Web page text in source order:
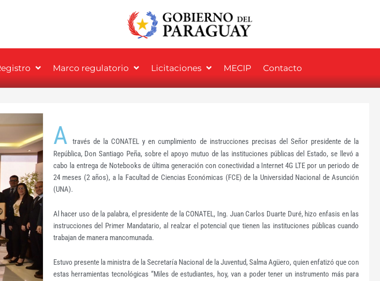
Marco regulatorio Licitaciones MECIP Contacto
A
través de la CONATEL y en cumplimiento de instrucciones precisas del Señor presidente de la
República, Don Santiago Peña, sobre el apoyo mutuo de las instituciones públicas del Estado, se llevó a
cabo la entrega de Notebooks de última generación con conectividad a Internet 4G LTE por un periodo de
24 meses (2 años), a la Facultad de Ciencias Económicas (FCE) de la Universidad Nacional de Asunción
(UNA).
Al hacer uso de la palabra, el presidente de la CONATEL, Ing. Juan Carlos Duarte Duré, hizo enfasis en las
instrucciones del Primer Mandatario, al realzar el potencial que tienen las instituciones públicas cuando
trabajan de manera mancomunada.
Estuvo presente la ministra de la Secretaría Nacional de la Juventud, Salma Agüero, quien enfatizó que con
estas herramientas tecnológicas “Miles de estudiantes, hoy, van a poder tener un instrumento más para